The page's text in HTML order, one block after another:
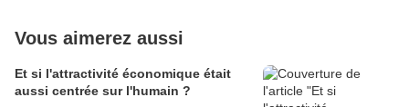
Vous aimerez aussi
Et si l'attractivité économique était
aussi centrée sur l'humain ?